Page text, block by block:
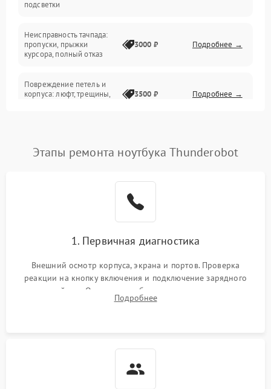
Батарея
Сеть и интернет
подсветки
Неисправность тачпада:
пропуски, прыжки
курсора, полный отказ
3000 ₽ Подробнее →
Повреждение петель и
корпуса: люфт, трещины,
3500 ₽ Подробнее →
невозможность зарядки,
2500 ₽ Подробнее →
2000 ₽
Перегрев из‑за пыли,
неисправности кулера
Выход из строя SSD или
HDD: медленная загрузка,
2000 ₽
Этапы ремонта ноутбука Thunderobot
1. Первичная диагностика
Внешний осмотр корпуса, экрана и портов. Проверка
реакции на кнопку включения и подключение зарядного
устройства. Оценка потребления тока с помощью
лабораторного блока питания для локализации проблемы.
Подробнее